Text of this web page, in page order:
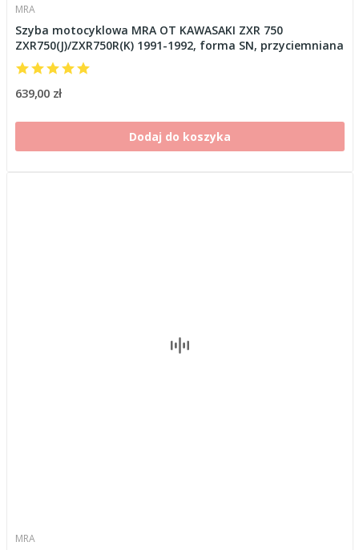
MRA
Szyba motocyklowa MRA OT KAWASAKI ZXR 750
ZXR750(J)/ZXR750R(K) 1991-1992, forma SN, przyciemniana
639,00 zł
Dodaj do koszyka
MRA